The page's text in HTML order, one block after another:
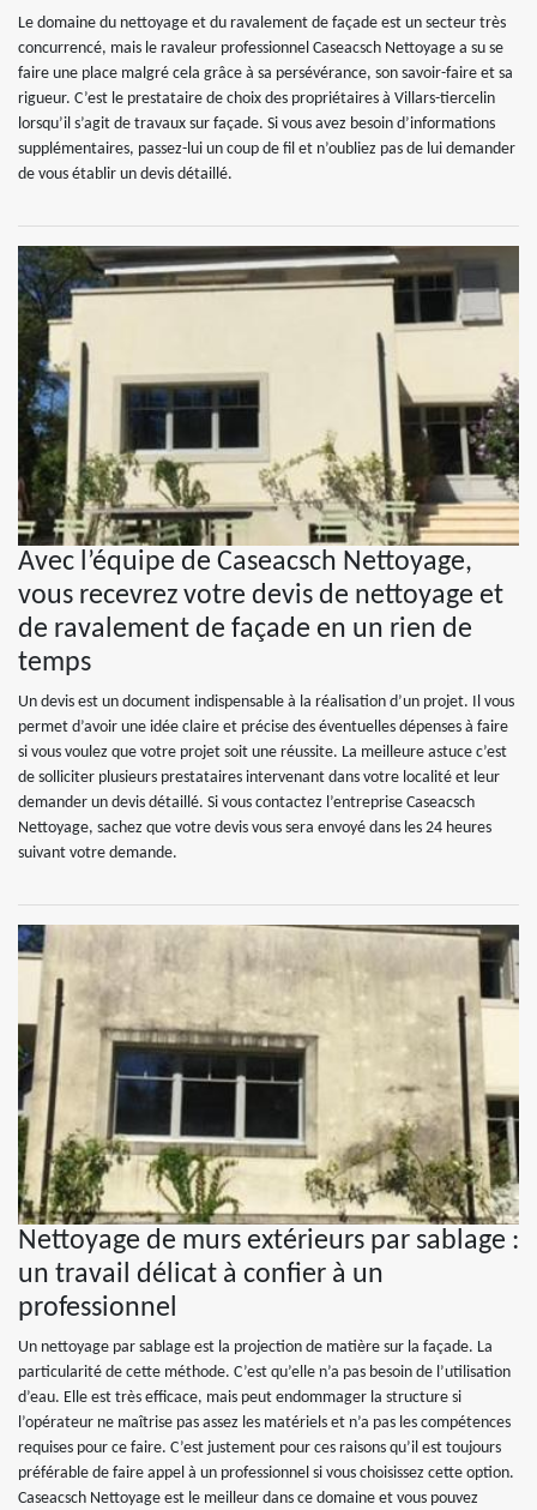
Le domaine du nettoyage et du ravalement de façade est un secteur très
concurrencé, mais le ravaleur professionnel Caseacsch Nettoyage a su se
faire une place malgré cela grâce à sa persévérance, son savoir-faire et sa
rigueur. C’est le prestataire de choix des propriétaires à Villars-tiercelin
lorsqu’il s’agit de travaux sur façade. Si vous avez besoin d’informations
supplémentaires, passez-lui un coup de fil et n’oubliez pas de lui demander
de vous établir un devis détaillé.
Avec l’équipe de Caseacsch Nettoyage,
vous recevrez votre devis de nettoyage et
de ravalement de façade en un rien de
temps
Un devis est un document indispensable à la réalisation d’un projet. Il vous
permet d’avoir une idée claire et précise des éventuelles dépenses à faire
si vous voulez que votre projet soit une réussite. La meilleure astuce c’est
de solliciter plusieurs prestataires intervenant dans votre localité et leur
demander un devis détaillé. Si vous contactez l’entreprise Caseacsch
Nettoyage, sachez que votre devis vous sera envoyé dans les 24 heures
suivant votre demande.
Nettoyage de murs extérieurs par sablage :
un travail délicat à confier à un
professionnel
Un nettoyage par sablage est la projection de matière sur la façade. La
particularité de cette méthode. C’est qu’elle n’a pas besoin de l’utilisation
d’eau. Elle est très efficace, mais peut endommager la structure si
l’opérateur ne maîtrise pas assez les matériels et n’a pas les compétences
requises pour ce faire. C’est justement pour ces raisons qu’il est toujours
préférable de faire appel à un professionnel si vous choisissez cette option.
Caseacsch Nettoyage est le meilleur dans ce domaine et vous pouvez